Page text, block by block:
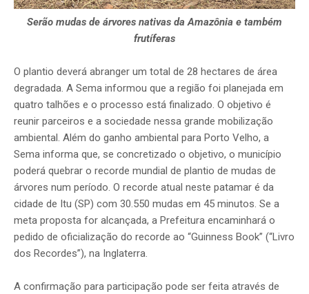
Serão mudas de árvores nativas da Amazônia e também
frutíferas
O plantio deverá abranger um total de 28 hectares de área
degradada. A Sema informou que a região foi planejada em
quatro talhões e o processo está finalizado. O objetivo é
reunir parceiros e a sociedade nessa grande mobilização
ambiental. Além do ganho ambiental para Porto Velho, a
Sema informa que, se concretizado o objetivo, o município
poderá quebrar o recorde mundial de plantio de mudas de
árvores num período. O recorde atual neste patamar é da
cidade de Itu (SP) com 30.550 mudas em 45 minutos. Se a
meta proposta for alcançada, a Prefeitura encaminhará o
pedido de oficialização do recorde ao “Guinness Book” (“Livro
dos Recordes”), na Inglaterra.
A confirmação para participação pode ser feita através de